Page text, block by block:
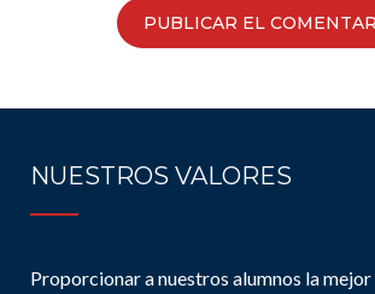
NUESTROS VALORES
Proporcionar a nuestros alumnos la